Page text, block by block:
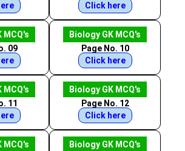
Click here
MCQ's
09
Biology GK MCQ's
Page No. 10
Click here
MCQ's
11
Biology GK MCQ's
Page No. 12
Click here
MCQ's
Biology GK MCQ's